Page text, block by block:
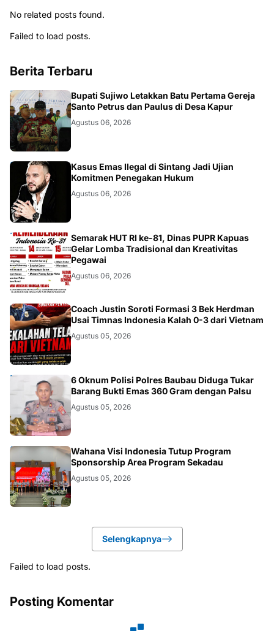
No related posts found.
Failed to load posts.
Berita Terbaru
DAERAH
Bupati Sujiwo Letakkan Batu Pertama Gereja
Santo Petrus dan Paulus di Desa Kapur
Agustus 06, 2026
Kasus Emas Ilegal di Sintang Jadi Ujian
Komitmen Penegakan Hukum
Agustus 06, 2026
DAERAH
Semarak HUT RI ke-81, Dinas PUPR Kapuas
Gelar Lomba Tradisional dan Kreativitas
Pegawai
Agustus 06, 2026
JAKARTA
Coach Justin Soroti Formasi 3 Bek Herdman
Usai Timnas Indonesia Kalah 0-3 dari Vietnam
Agustus 05, 2026
BAUBAU
6 Oknum Polisi Polres Baubau Diduga Tukar
Barang Bukti Emas 360 Gram dengan Palsu
Agustus 05, 2026
KALBAR
Wahana Visi Indonesia Tutup Program
Sponsorship Area Program Sekadau
Agustus 05, 2026
Selengkapnya
Failed to load posts.
Posting Komentar